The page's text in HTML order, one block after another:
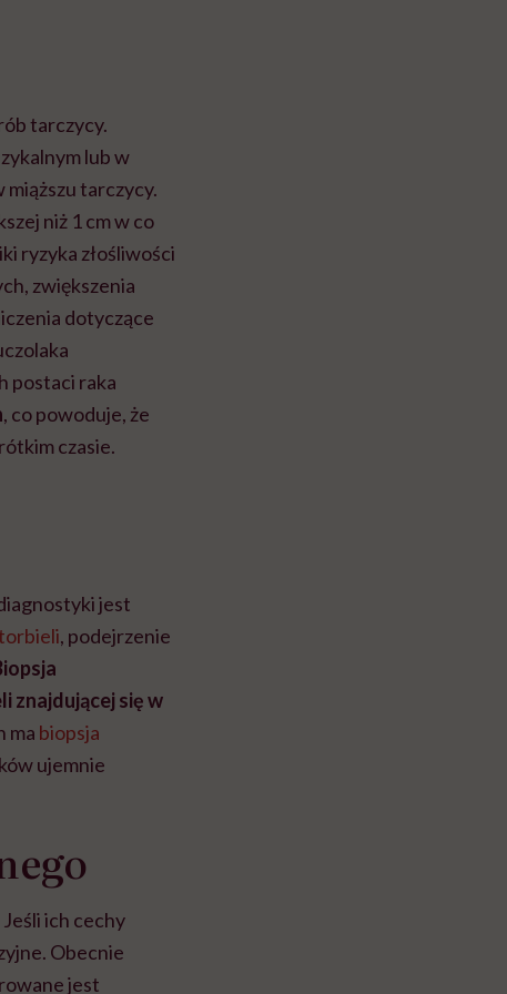
tarczycy.
lub w
tarczycy.
niż 1 cm w co
ryzyka złośliwości
zwiększenia
dotyczące
postaci raka
, co powoduje, że
czasie.
jest
, podejrzenie
znajdującej się w
ma biopsja
ujemnie
ich cechy
Obecnie
jest